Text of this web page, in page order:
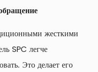
жесткими
SPC легче
Это делает его